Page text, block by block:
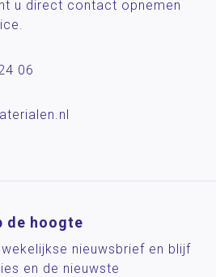
u direct contact opnemen
06
de hoogte
nieuwsbrief en blijf
en de nieuwste